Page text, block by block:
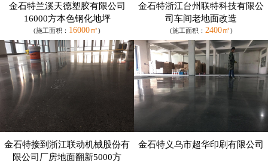
金石特兰溪天德塑胶有限公司
16000方本色钢化地坪
(施工面积： 16000㎡)
金石特浙江台州联特科技有限公
司车间老地面改造
(施工面积： 2400㎡)
金石特接到浙江联动机械股份有
限公司厂房地面翻新5000方
金石特义乌市超华印刷有限公司